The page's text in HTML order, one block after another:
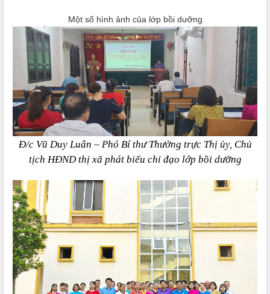
Một số hình ảnh của lớp bồi dưỡng
Đ/c Vũ Duy Luân – Phó Bí thư Thường trực Thị ủy, Chủ
tịch HĐND thị xã phát biểu chỉ đạo lớp bồi dưỡng